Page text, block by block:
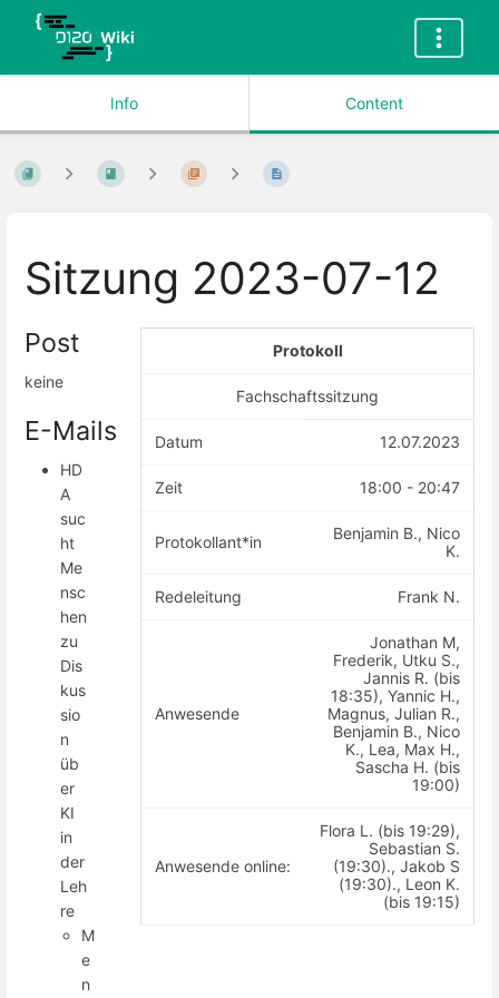
Info Content
Sitzung 2023-07-12
Protokoll
Fachschaftssitzung
Datum 12.07.2023
Zeit 18:00 - 20:47
Protokollant*in
Benjamin B., Nico
K.
Redeleitung Frank N.
Anwesende
Jonathan M,
Frederik, Utku S.,
Jannis R. (bis
18:35), Yannic H.,
Magnus, Julian R.,
Benjamin B., Nico
K., Lea, Max H.,
Sascha H. (bis
19:00)
Anwesende online:
Flora L. (bis 19:29),
Sebastian S.
(19:30)., Jakob S
(19:30)., Leon K.
(bis 19:15)
Post
keine
E-Mails
HD
A
suc
ht
Me
nsc
hen
zu
Dis
kus
sio
n
üb
er
KI
in
der
Leh
re
M
e
n